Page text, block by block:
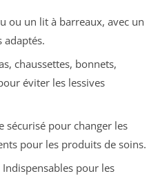
ou un lit à barreaux, avec un
adaptés.
chaussettes, bonnets,
éviter les lessives
sécurisé pour changer les
pour les produits de soins.
pour les